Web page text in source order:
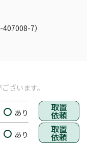
7）
ざいます。
あり 取置
依頼
あり 取置
依頼